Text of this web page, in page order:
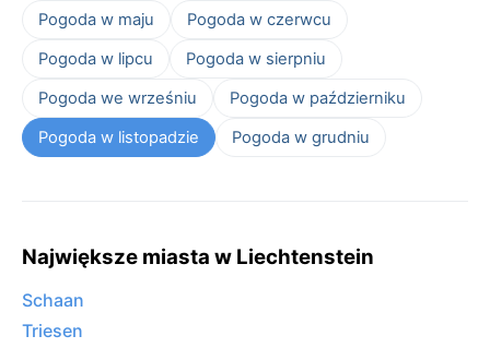
Pogoda w maju
Pogoda w czerwcu
Pogoda w lipcu
Pogoda w sierpniu
Pogoda we wrześniu
Pogoda w październiku
Pogoda w listopadzie
Pogoda w grudniu
Największe miasta w Liechtenstein
Schaan
Triesen